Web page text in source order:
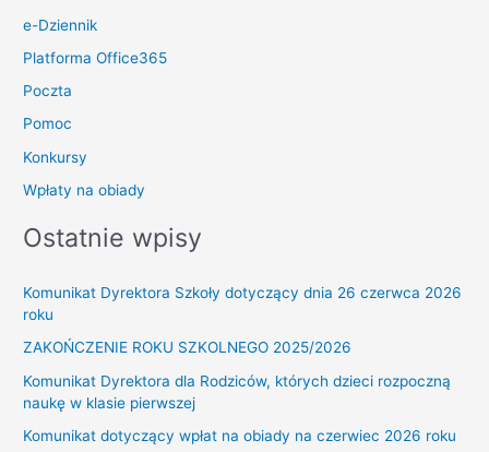
e-Dziennik
Platforma Office365
Poczta
Pomoc
Konkursy
Wpłaty na obiady
Ostatnie wpisy
Komunikat Dyrektora Szkoły dotyczący dnia 26 czerwca 2026
roku
ZAKOŃCZENIE ROKU SZKOLNEGO 2025/2026
Komunikat Dyrektora dla Rodziców, których dzieci rozpoczną
naukę w klasie pierwszej
Komunikat dotyczący wpłat na obiady na czerwiec 2026 roku